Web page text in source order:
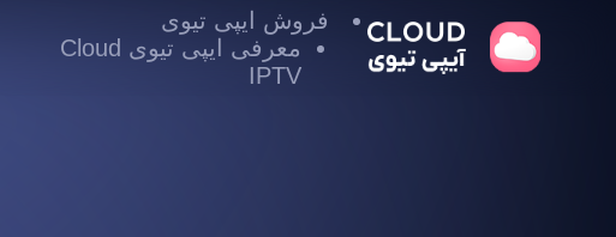
فروش ایپی تیوی
معرفی ایپی تیوی Cloud
IPTV